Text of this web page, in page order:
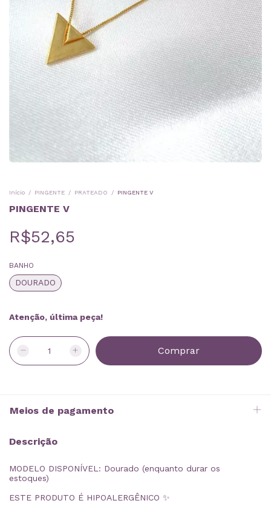
Início / PINGENTE / PRATEADO / PINGENTE V
PINGENTE V
R$52,65
BANHO
DOURADO
Atenção, última peça!
Meios de pagamento
Descrição
MODELO DISPONÍVEL: Dourado (enquanto durar os
estoques)
ESTE PRODUTO É HIPOALERGÊNICO ✨